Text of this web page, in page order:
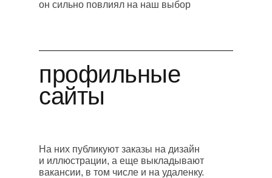
он сильно повлиял на наш выбор
профильные
сайты
На них публикуют заказы на дизайн
и иллюстрации, а еще выкладывают
вакансии, в том числе и на удаленку.